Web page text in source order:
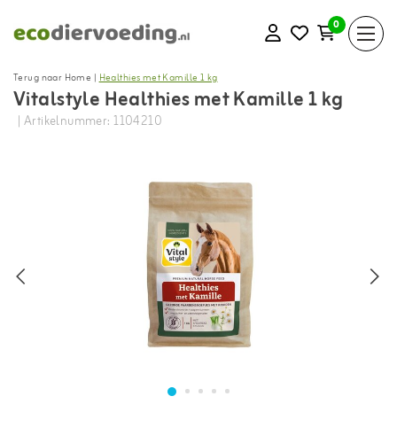
0
Terug naar Home |Healthies met Kamille 1 kg
Vitalstyle Healthies met Kamille 1 kg
| Artikelnummer: 1104210